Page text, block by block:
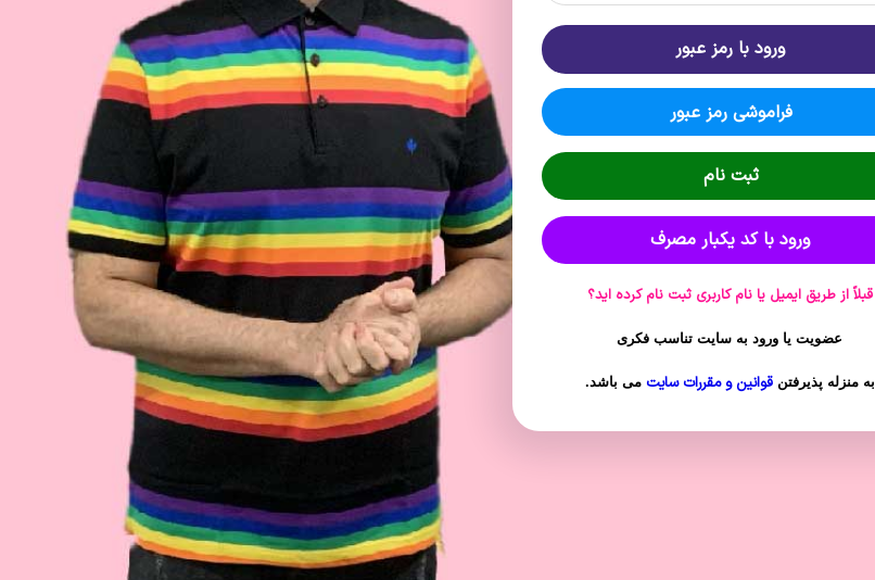
فراموشی رمز عبور
ثبت نام
ورود با کد یکبار مصرف
قبلاً از طریق ایمیل یا نام کاربری ثبت نام کرده اید؟
عضویت یا ورود به سایت تناسب فکری
به منزله پذیرفتنقوانین و مقررات سایت می باشد.